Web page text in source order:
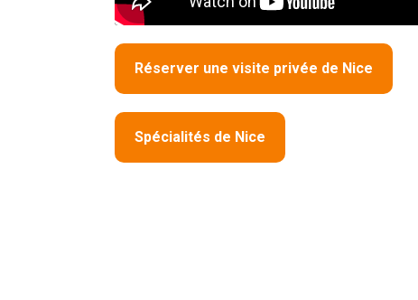
Réserver une visite privée de Nice
Spécialités de Nice